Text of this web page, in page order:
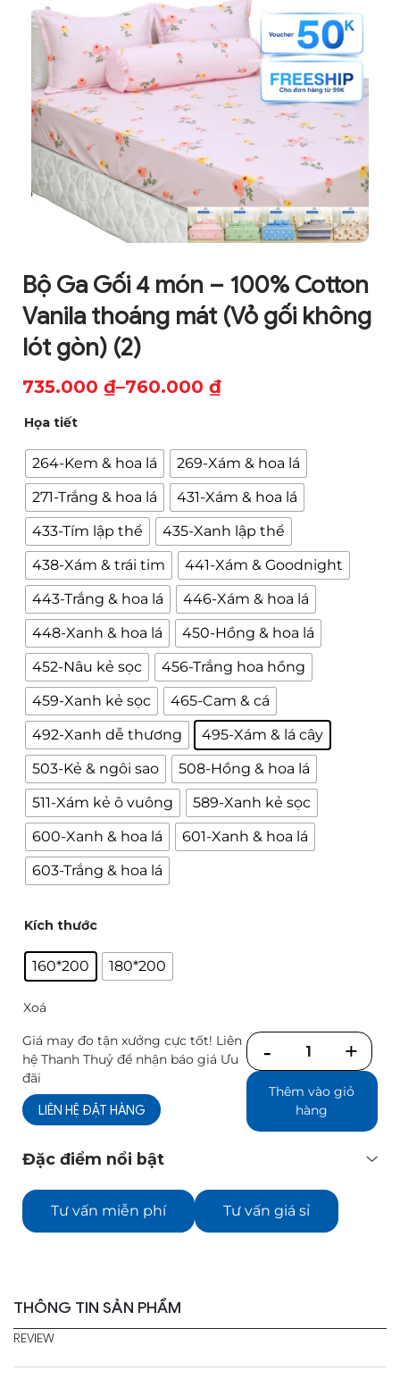
Bộ Ga Gối 4 món – 100% Cotton
Vanila thoáng mát (Vỏ gối không
lót gòn) (2)
735.000 ₫–760.000 ₫
Khoảng
từ
735.000 ₫
đến
760.000 ₫
Họa tiết
264-Kem & hoa lá
269-Xám & hoa lá
271-Trắng & hoa lá
431-Xám & hoa lá
433-Tím lập thể
435-Xanh lập thể
438-Xám & trái tim
441-Xám & Goodnight
443-Trắng & hoa lá
446-Xám & hoa lá
448-Xanh & hoa lá
450-Hồng & hoa lá
452-Nâu kẻ sọc
456-Trắng hoa hồng
459-Xanh kẻ sọc
465-Cam & cá
492-Xanh dễ thương
495-Xám & lá cây
503-Kẻ & ngôi sao
508-Hồng & hoa lá
511-Xám kẻ ô vuông
589-Xanh kẻ sọc
600-Xanh & hoa lá
601-Xanh & hoa lá
603-Trắng & hoa lá
Kích thước
160*200 180*200
Xoá
Giá may đo tận xưởng cực tốt! Liên
hệ Thanh Thuỷ để nhận báo giá Ưu
đãi
LIÊN HỆ ĐẶT HÀNG
Số
lượng
Thêm vào giỏ
hàng
Đặc điểm nổi bật
Tư vấn miễn phí Tư vấn giá sỉ
THÔNG TIN SẢN PHẨM
REVIEW